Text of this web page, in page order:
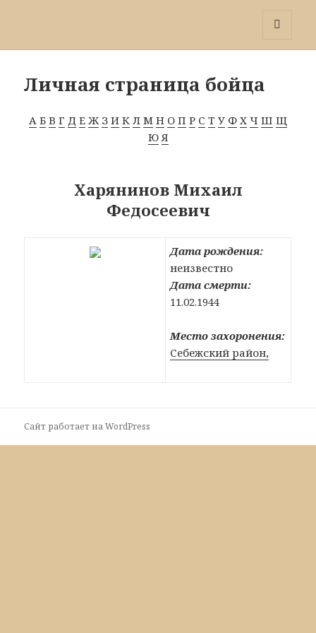
Личная страница бойца
А Б В Г Д Е Ж З И К Л М Н О П Р С Т У Ф Х Ч Ш Щ
Ю Я
Харянинов Михаил
Федосеевич
Дата рождения:
неизвестно
Дата смерти:
11.02.1944
Место захоронения:
Себежский район,
Сайт работает на WordPress